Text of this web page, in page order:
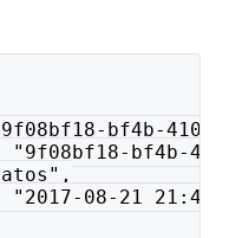
bf4b-
"9f08bf18-bf4b-
"2017-08-21